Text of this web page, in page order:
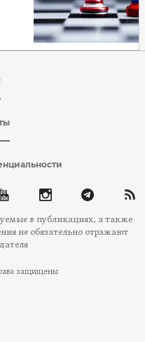
в публикациях, а также
не обязательно отражают
защищены